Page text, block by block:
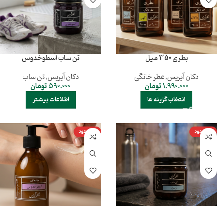
بطری 350 میل
دکان آیریس,عطر خانگی
1.990.000تومان
انتخاب گزینه ها
تن ساب اسطوخدوس
دکان آیریس,تن ساب
590.000تومان
اطلاعات بیشتر
ناموجود ناموجود